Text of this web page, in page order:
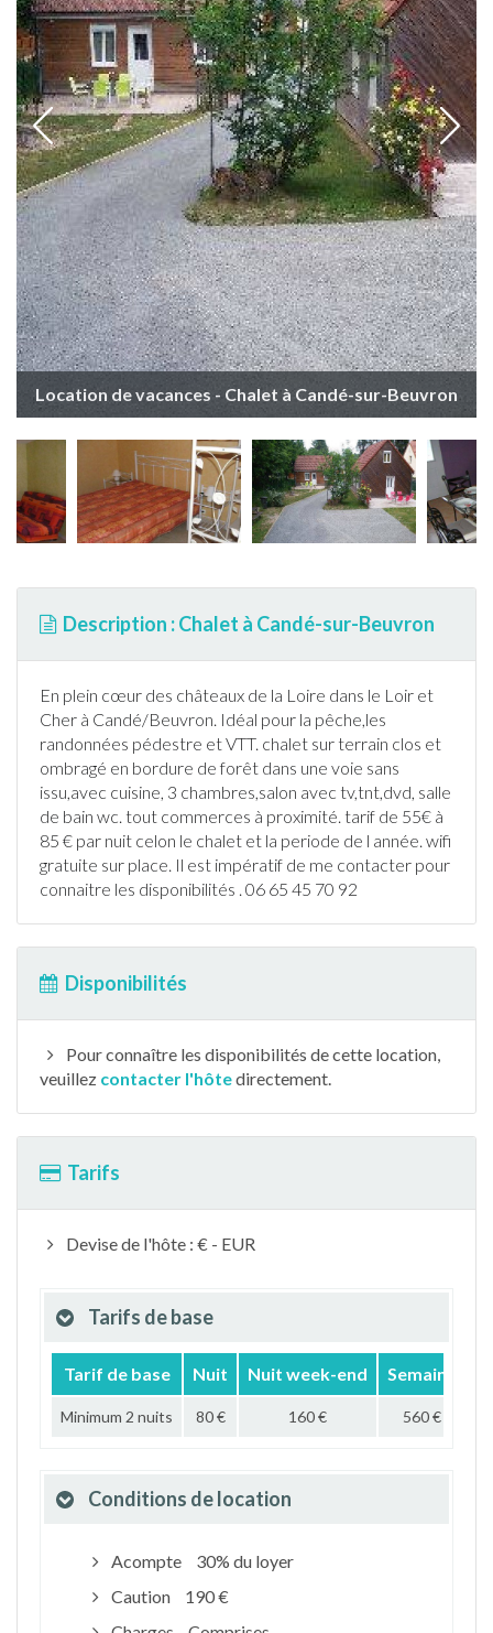
Location de vacances - Chalet à Candé-sur-Beuvron
Description : Chalet à Candé-sur-Beuvron
En plein cœur des châteaux de la Loire dans le Loir et
Cher à Candé/Beuvron. Idéal pour la pêche,les
randonnées pédestre et VTT. chalet sur terrain clos et
ombragé en bordure de forêt dans une voie sans
issu,avec cuisine, 3 chambres,salon avec tv,tnt,dvd, salle
de bain wc. tout commerces à proximité. tarif de 55€ à
85 € par nuit celon le chalet et la periode de l année. wifi
gratuite sur place. Il est impératif de me contacter pour
connaitre les disponibilités . 06 65 45 70 92
Disponibilités
Pour connaître les disponibilités de cette location,
veuillez contacter l'hôtedirectement.
Tarifs
Devise de l'hôte : € - EUR
Tarifs de base
Tarif de base Nuit Nuit week-end Semaine
Minimum 2 nuits 80 € 160 € 560 €
Conditions de location
Acompte
30% du loyer
Caution
190 €